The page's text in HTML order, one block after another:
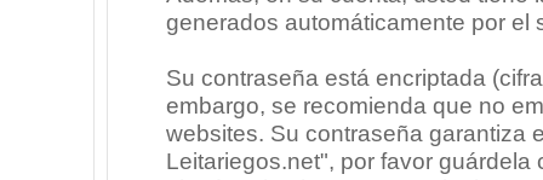
generados automáticamente por el
Su contraseña está encriptada
embargo, se recomienda que no
websites. Su contraseña garantiza
Leitariegos.net", por favor